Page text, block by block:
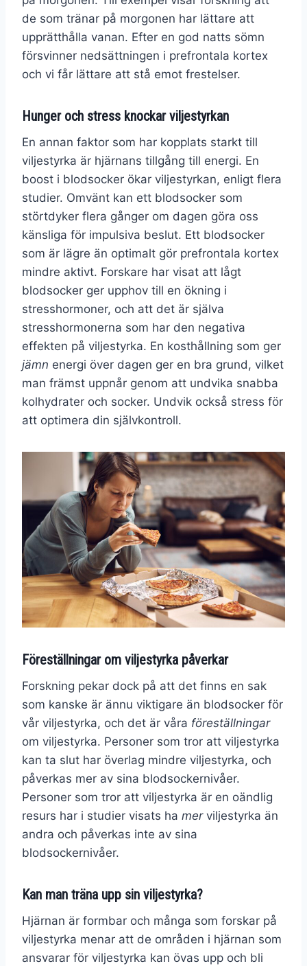
de som tränar på morgonen har lättare att
upprätthålla vanan. Efter en god natts sömn
försvinner nedsättningen i prefrontala kortex
och vi får lättare att stå emot frestelser.
Hunger och stress knockar viljestyrkan
En annan faktor som har kopplats starkt till
viljestyrka är hjärnans tillgång till energi. En
boost i blodsocker ökar viljestyrkan, enligt flera
studier. Omvänt kan ett blodsocker som
störtdyker flera gånger om dagen göra oss
känsliga för impulsiva beslut. Ett blodsocker
som är lägre än optimalt gör prefrontala kortex
mindre aktivt. Forskare har visat att lågt
blodsocker ger upphov till en ökning i
stresshormoner, och att det är själva
stresshormonerna som har den negativa
effekten på viljestyrka. En kosthållning som ger
jämn energi över dagen ger en bra grund, vilket
man främst uppnår genom att undvika snabba
kolhydrater och socker. Undvik också stress för
att optimera din självkontroll.
Föreställningar om viljestyrka påverkar
Forskning pekar dock på att det finns en sak
som kanske är ännu viktigare än blodsocker för
vår viljestyrka, och det är våra föreställningar
om viljestyrka. Personer som tror att viljestyrka
kan ta slut har överlag mindre viljestyrka, och
påverkas mer av sina blodsockernivåer.
Personer som tror att viljestyrka är en oändlig
resurs har i studier visats ha merviljestyrka än
andra och påverkas inte av sina
blodsockernivåer.
Kan man träna upp sin viljestyrka?
Hjärnan är formbar och många som forskar på
viljestyrka menar att de områden i hjärnan som
ansvarar för viljestyrka kan övas upp och bli